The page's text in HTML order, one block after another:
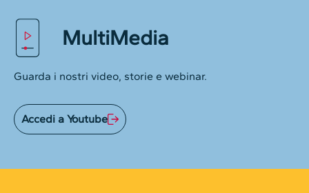
MultiMedia
Guarda i nostri video, storie e webinar.
Accedi a Youtube